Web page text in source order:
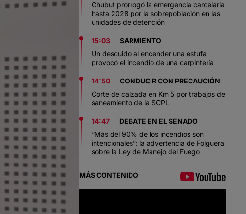
Chubut prorrogó la emergencia carcelaria
hasta 2028 por la sobrepoblación en las
unidades de detención
15:03
SARMIENTO
Un descuido al encender una estufa
provocó el incendio de una carpintería
14:50
CONDUCIR CON PRECAUCIÓN
Corte de calzada en Km 5 por trabajos de
saneamiento de la SCPL
14:47
DEBATE EN EL SENADO
“Más del 90% de los incendios son
intencionales”: la advertencia de Folguera
sobre la Ley de Manejo del Fuego
MÁS CONTENIDO